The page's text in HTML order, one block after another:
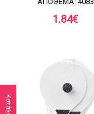
1.84€